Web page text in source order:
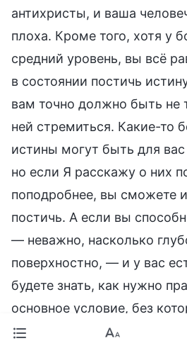
антихристы, и ваша
плоха. Кроме того, хотя у
средний уровень, вы всё
в состоянии постичь
вам точно должно быть не
ней стремиться. Какие-то
истины могут быть для
но если Я расскажу о них
поподробнее, вы сможете
постичь. А если вы
— неважно, насколько
поверхностно, — и у вас
будете знать, как нужно
основное условие, без
стремиться к истине и